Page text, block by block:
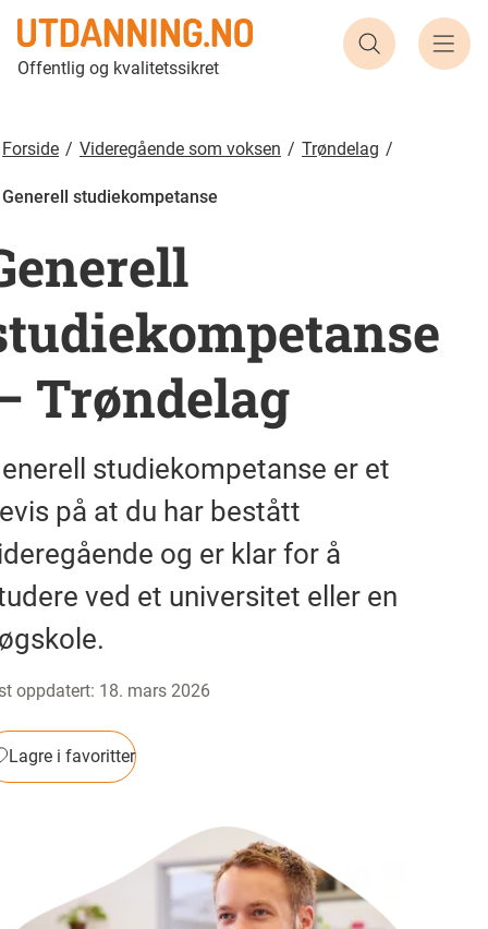
Offentlig og kvalitetssikret
Søk etter
Forside Videregående som voksen Trøndelag
Generell studiekompetanse
Trøndelag
studiekompetanse er et
på at du har bestått
og er klar for å
ved et universitet eller en
oppdatert: 18. mars 2026
Lagre i favoritter